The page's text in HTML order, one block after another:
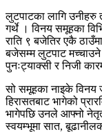
लुटपाटका लागि उनीहरु
गर्थे । विनय समूहका
राति ९ बजेतिर एकै
बजेसम्म लुटपाट
पुनःट्याक्सी र निजी
सो समूहका नाइके विनय
हिरासतबाट भागेको
भागेपछि उनले आफ्नो
स्वयम्भूमा सात,